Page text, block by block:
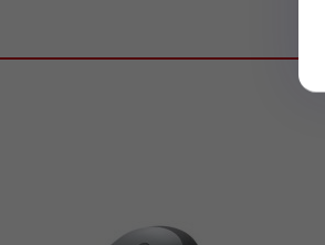
przycisków:
3